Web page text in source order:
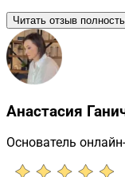
Читать отзыв
Анастасия
Основатель